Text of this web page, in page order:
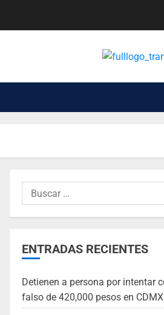
ENTRADAS RECIENTES
Detienen a persona por intentar
falso de 420,000 pesos en CDMX